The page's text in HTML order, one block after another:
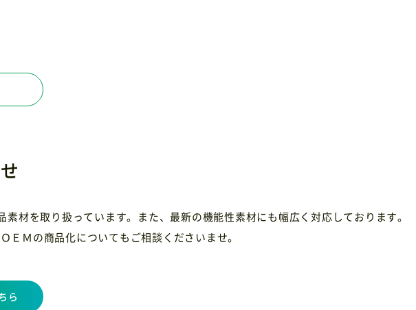
素材を取り扱っています。また、最新の機能性素材にも幅広く対応しております。
ＥＭの商品化についてもご相談くださいませ。
ら